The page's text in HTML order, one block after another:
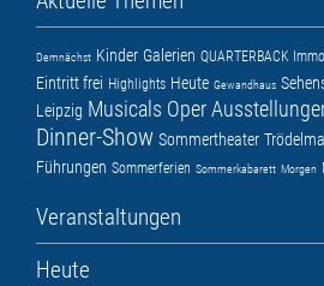
Demnächst Kinder Galerien QUARTERBACK
Eintritt frei Highlights Heute Gewandhaus
Leipzig Musicals Oper
Dinner-Show Sommertheater
Führungen Sommerferien Sommerkabarett Morgen
Veranstaltungen
Heute